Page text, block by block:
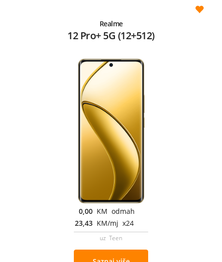
Realme
12 Pro+ 5G (12+512)
0,00 KM odmah
23,43 KM/mj x24
uz Teen